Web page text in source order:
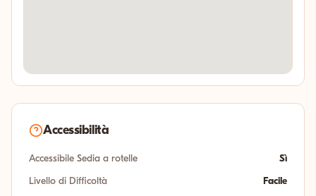
Accessibilità
Accessibile Sedia a rotelle
Sì
Livello di Difficoltà
Facile